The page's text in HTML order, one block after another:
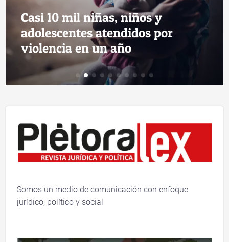
Casi 10 mil niñas, niños y
adolescentes atendidos por
violencia en un año
Somos un medio de comunicación con enfoque
jurídico, político y social